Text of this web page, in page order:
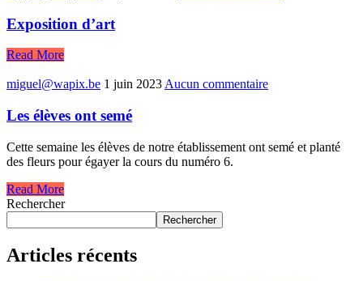
Exposition d’art
Read More
miguel@wapix.be 1 juin 2023 Aucun commentaire
Les élèves ont semé
Cette semaine les élèves de notre établissement ont semé et planté
des fleurs pour égayer la cours du numéro 6.
Read More
Rechercher
Rechercher
Articles récents